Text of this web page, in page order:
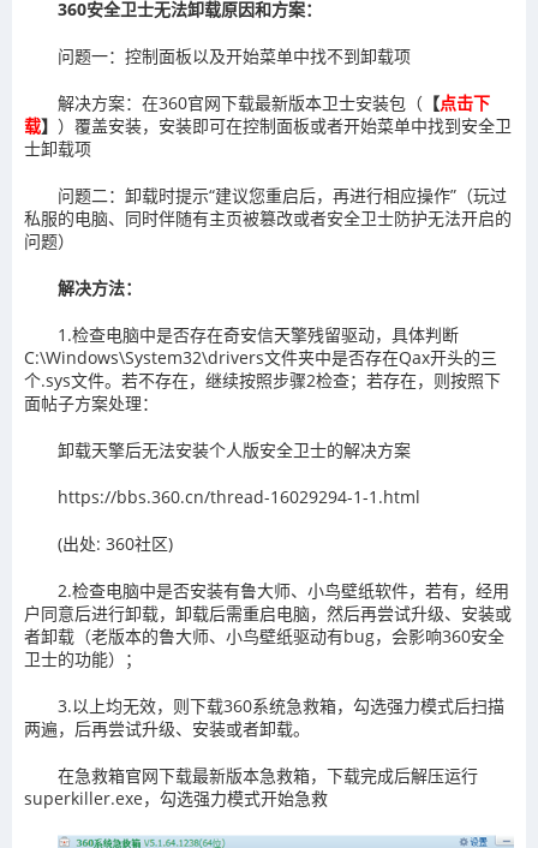
360安全卫士无法卸载原因和方案：
问题一：控制面板以及开始菜单中找不到卸载项
解决方案：在360官网下载最新版本卫士安装包（ 【点击下
载】 ）覆盖安装，安装即可在控制面板或者开始菜单中找到安全卫
士卸载项
问题二：卸载时提示“建议您重启后，再进行相应操作”（玩过
私服的电脑、同时伴随有主页被篡改或者安全卫士防护无法开启的
问题）
解决方法：
1.检查电脑中是否存在奇安信天擎残留驱动，具体判断
C:\Windows\System32\drivers文件夹中是否存在Qax开头的三
个.sys文件。若不存在，继续按照步骤2检查；若存在，则按照下
面帖子方案处理：
卸载天擎后无法安装个人版安全卫士的解决方案
https://bbs.360.cn/thread-16029294-1-1.html
(出处: 360社区)
2.检查电脑中是否安装有鲁大师、小鸟壁纸软件，若有，经用
户同意后进行卸载，卸载后需重启电脑，然后再尝试升级、安装或
者卸载（老版本的鲁大师、小鸟壁纸驱动有bug，会影响360安全
卫士的功能）；
3.以上均无效，则下载360系统急救箱，勾选强力模式后扫描
两遍，后再尝试升级、安装或者卸载。
在急救箱官网下载最新版本急救箱，下载完成后解压运行
superkiller.exe，勾选强力模式开始急救